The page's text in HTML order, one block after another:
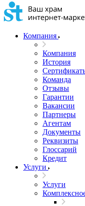
Компания
Компания
История
Команда
Отзывы
Гарантии
Вакансии
Партнеры
Агентам
Документы
Реквизиты
Глоссарий
Кредит
Услуги
Услуги